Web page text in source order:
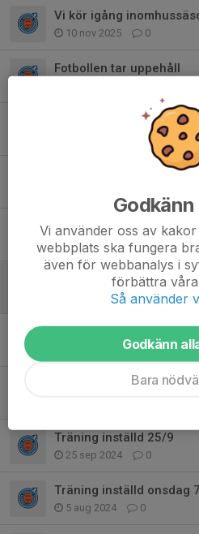
Vi kör igång
10 nov 2025 0
Fotbollen tar uppehåll
Träningen drar igång
0
Nu kör vi! Utesäsong 2025
Träning inställd 19/3
19 mar 2025 0
Sportlov v 10
28 feb 2025 0
0
Avslutning
Träning inställd 25/9
25 sep 2024 0
Träning inställd onsdag
5 aug 2024 0
Vi använder oss av
webbplats ska fungera
även för webbanalys i
förbättra
Så använder
Godkänn
Bara